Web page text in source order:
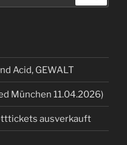
Acid, GEWALT
München 11.04.2026)
ausverkauft